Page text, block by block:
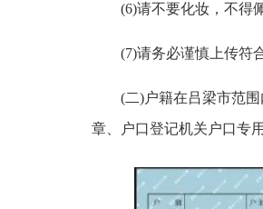
(6)请不要化妆，不得
(7)请务必谨慎上传符
(二)户籍在吕梁市范
章、户口登记机关户口专